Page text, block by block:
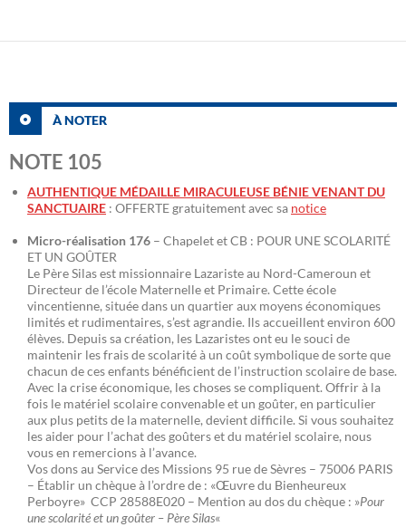
À NOTER
NOTE 105
AUTHENTIQUE MÉDAILLE MIRACULEUSE BÉNIE VENANT DU
SANCTUAIRE : OFFERTE gratuitement avec sa notice
Micro-réalisation 176 – Chapelet et CB : POUR UNE SCOLARITÉ
ET UN GOÛTER
Le Père Silas est missionnaire Lazariste au Nord-Cameroun et
Directeur de l’école Maternelle et Primaire. Cette école
vincentienne, située dans un quartier aux moyens économiques
limités et rudimentaires, s’est agrandie. Ils accueillent environ 600
élèves. Depuis sa création, les Lazaristes ont eu le souci de
maintenir les frais de scolarité à un coût symbolique de sorte que
chacun de ces enfants bénéficient de l’instruction scolaire de base.
Avec la crise économique, les choses se compliquent. Offrir à la
fois le matériel scolaire convenable et un goûter, en particulier
aux plus petits de la maternelle, devient difficile. Si vous souhaitez
les aider pour l’achat des goûters et du matériel scolaire, nous
vous en remercions à l’avance.
Vos dons au Service des Missions 95 rue de Sèvres – 75006 PARIS
– Établir un chèque à l’ordre de : «Œuvre du Bienheureux
Perboyre» CCP 28588E020 – Mention au dos du chèque : »Pour
une scolarité et un goûter – Père Silas«